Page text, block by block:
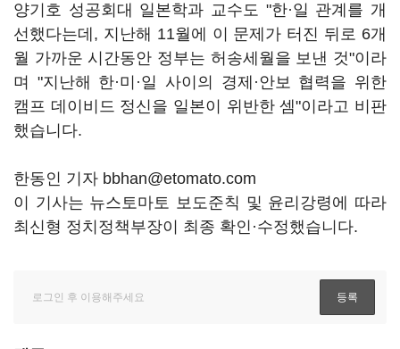
양기호 성공회대 일본학과 교수도 "한·일 관계를 개
선했다는데, 지난해 11월에 이 문제가 터진 뒤로 6개
월 가까운 시간동안 정부는 허송세월을 보낸 것"이라
며 "지난해 한·미·일 사이의 경제·안보 협력을 위한
캠프 데이비드 정신을 일본이 위반한 셈"이라고 비판
했습니다.
한동인 기자 bbhan@etomato.com
이 기사는 뉴스토마토 보도준칙 및 윤리강령에 따라
최신형 정치정책부장이 최종 확인·수정했습니다.